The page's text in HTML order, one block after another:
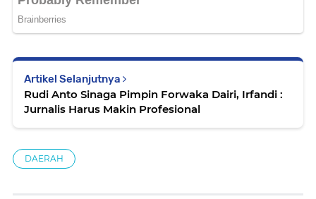
Artikel Selanjutnya
Rudi Anto Sinaga Pimpin Forwaka Dairi, Irfandi :
Jurnalis Harus Makin Profesional
DAERAH